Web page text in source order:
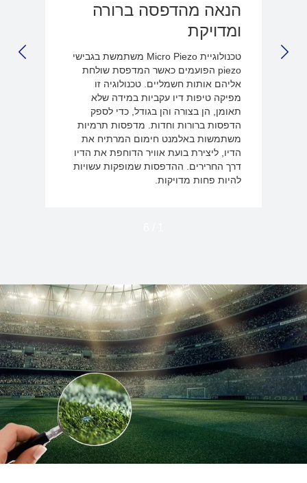
הנאה מהדפסה ברורה
ומדויקת
טכנולוגיית Micro Piezo משתמשת בגבישי
piezo הפועמים כאשר המדפסת שולחת
אליהם אותות חשמליים. טכנולוגיה זו
מפיקה טיפות דיו עקביות במידה שלא
תאומן, הן בצורה והן בגודל, כדי לספק
הדפסות ברורות וחדות. מדפסות תרמיות
משתמשות באלמנט חימום המרתיח את
הדיו, ליצירת בועת אוויר הדוחפת את הדיו
דרך החרירים. ההדפסות שמופקות עשויות
להיות פחות מדויקות.
NEXT SLIDE